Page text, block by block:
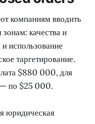
компаниям вводить
качества и
использование
таргетирование.
$880 000, для
по $25 000.
юридическая